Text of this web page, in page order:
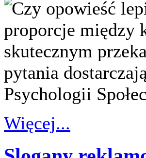
Czy opowieść
proporcje między
skutecznym
pytania
Psychologii
Więcej...